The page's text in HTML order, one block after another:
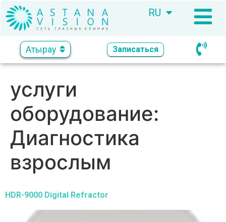
RU
KZ
Атырау Записаться
услуги
оборудование:
Диагностика
взрослым
HDR-9000 Digital Refractor